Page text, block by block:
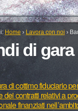
Home › Lavora con noi ›
di gara
di cottimo fiduciario
dei contratti relativi a
finanziati